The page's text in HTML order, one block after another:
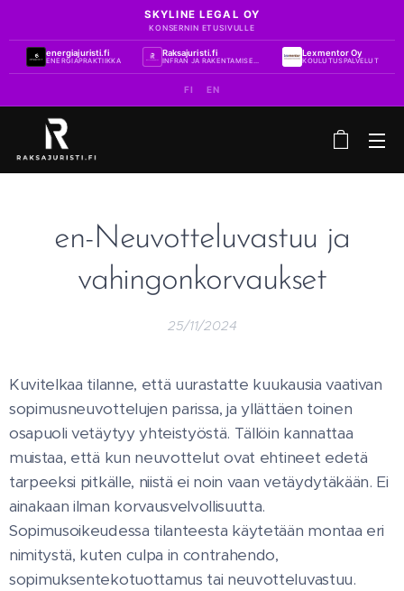
SKYLINE LEGAL OY
KONSERNIN ETUSIVULLE
energiajuristi.fi
ENERGIAPRAKTIIKKA
Raksajuristi.fi
INFRAN JA RAKENTAMISEN PRAKTIIKKA
Lexmentor Oy
KOULUTUSPALVELUT
FI EN
en-Neuvotteluvastuu ja
vahingonkorvaukset
25/11/2024
Kuvitelkaa tilanne, että uurastatte kuukausia vaativan
sopimusneuvottelujen parissa, ja yllättäen toinen
osapuoli vetäytyy yhteistyöstä. Tällöin kannattaa
muistaa, että kun neuvottelut ovat ehtineet edetä
tarpeeksi pitkälle, niistä ei noin vaan vetäydytäkään. Ei
ainakaan ilman korvausvelvollisuutta.
Sopimusoikeudessa tilanteesta käytetään montaa eri
nimitystä, kuten culpa in contrahendo,
sopimuksentekotuottamus tai neuvotteluvastuu.